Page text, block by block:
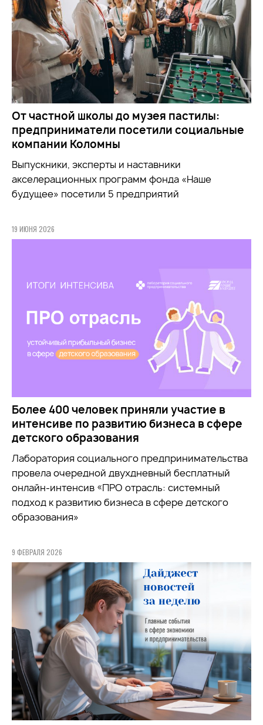
От частной школы до музея пастилы:
предприниматели посетили социальные
компании Коломны
Выпускники, эксперты и наставники
акселерационных программ фонда «Наше
будущее» посетили 5 предприятий
19 ИЮНЯ 2026
Более 400 человек приняли участие в
интенсиве по развитию бизнеса в сфере
детского образования
Лаборатория социального предпринимательства
провела очередной двухдневный бесплатный
онлайн-интенсив «ПРО отрасль: системный
подход к развитию бизнеса в сфере детского
образования»
9 ФЕВРАЛЯ 2026